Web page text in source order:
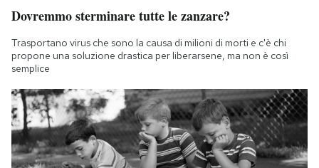
Dovremmo sterminare tutte le zanzare?
Trasportano virus che sono la causa di milioni di morti e c'è chi
propone una soluzione drastica per liberarsene, ma non è così
semplice